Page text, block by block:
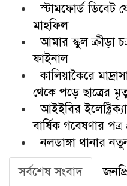
স্টামফোর্ড ডিবেট
মাহফিল
আমার স্কুল ক্রীড়া
ফাইনাল
কালিয়াকৈরে
থেকে পড়ে ছাত্রের
আইইবির
বার্ষিক গবেষণার
নলডাঙ্গা থানার
সর্বশেষ সংবাদ